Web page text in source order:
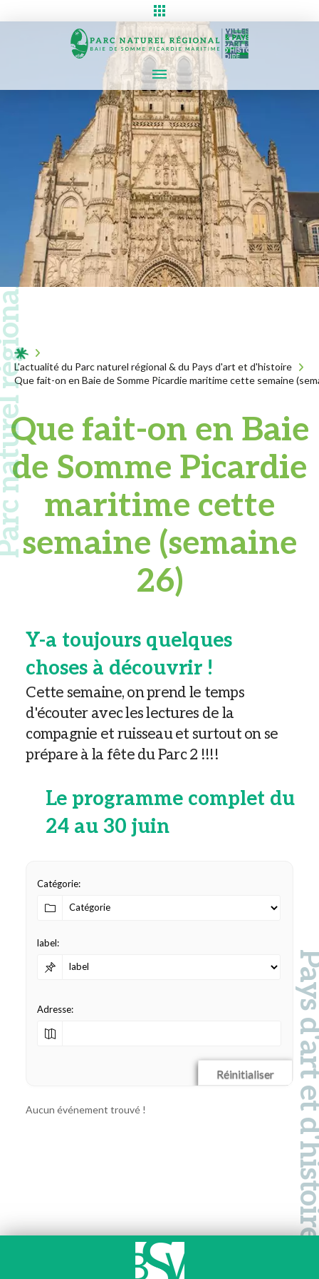
régional
Acceuil
L'actualité du Parc naturel régional & du Pays d'art et d'histoire
Que fait-on en Baie de Somme Picardie maritime cette semaine
Que fait-on en Baie
de Somme Picardie
maritime cette
semaine (semaine
26)
Y-a toujours quelques
choses à découvrir !
Cette semaine, on prend le temps
d'écouter avec les lectures de la
compagnie et ruisseau et surtout on se
prépare à la fête du Parc 2 !!!!
Le programme complet du
24 au 30 juin
Catégorie:
label:
Adresse:
Réinitialiser
Aucun événement trouvé ! Pays